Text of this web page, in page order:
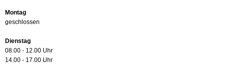
Montag
geschlossen
Dienstag
08.00 - 12.00 Uhr
14.00 - 17.00 Uhr